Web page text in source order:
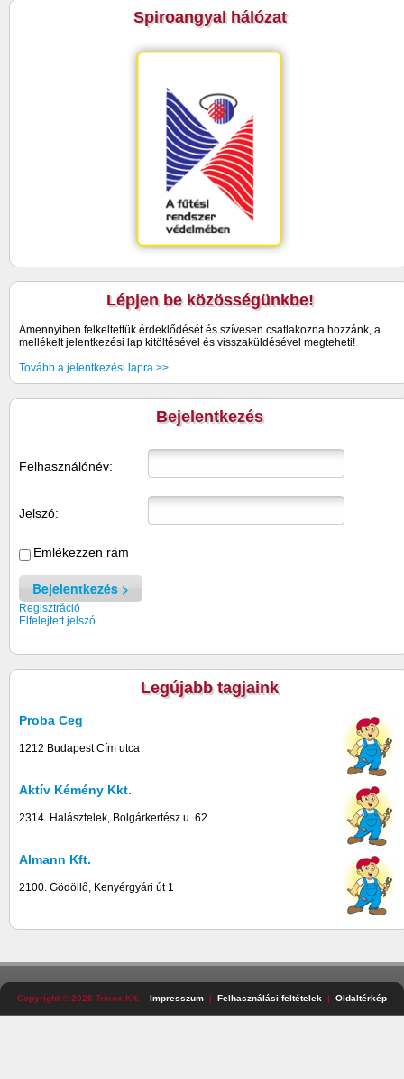
Spiroangyal hálózat
Lépjen be közösségünkbe!
Amennyiben felkeltettük érdeklődését és szívesen csatlakozna hozzánk, a
mellékelt jelentkezési lap kitöltésével és visszaküldésével megteheti!
Tovább a jelentkezési lapra >>
Bejelentkezés
Felhasználónév:
Jelszó:
Emlékezzen rám
Bejelentkezés
Regisztráció
Elfelejtett jelszó
Legújabb tagjaink
Proba Ceg
1212 Budapest Cím utca
Aktív Kémény Kkt.
2314. Halásztelek, Bolgárkertész u. 62.
Almann Kft.
2100. Gödöllő, Kenyérgyári út 1
Copyright © 2026 Tricox Kft. Impresszum Felhasználási feltételek Oldaltérkép